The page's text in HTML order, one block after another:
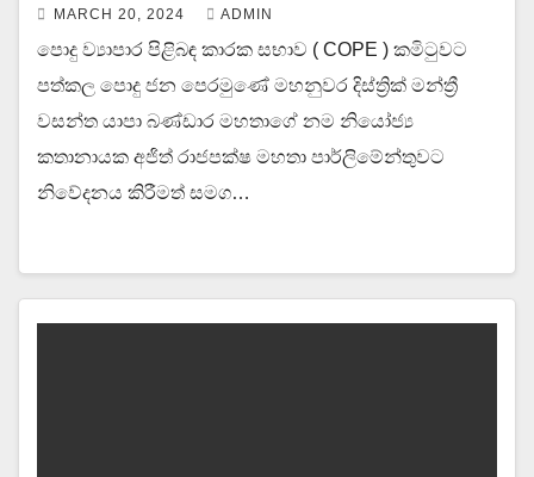
MARCH 20, 2024 ADMIN
පොදු ව්‍යාපාර පිළිබඳ කාරක සභාව ( COPE ) කමිටුවට
පත්කල පොදු ජන පෙරමුණේ මහනුවර දිස්ත්‍රික් මන්ත්‍රී
වසන්ත යාපා බණ්ඩාර මහතාගේ නම නියෝජ්‍ය
කතානායක අජිත් රාජපක්ෂ මහතා පාර්ලිමේන්තුවට
නිවේදනය කිරීමත් සමග…